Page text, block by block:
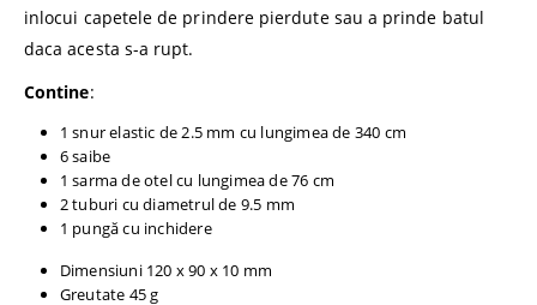
inlocui capetele de prindere pierdute sau a prinde batul
daca acesta s-a rupt.
Contine:
1 snur elastic de 2.5 mm cu lungimea de 340 cm
6 saibe
1 sarma de otel cu lungimea de 76 cm
2 tuburi cu diametrul de 9.5 mm
1 pungă cu inchidere
Dimensiuni 120 x 90 x 10 mm
Greutate 45 g